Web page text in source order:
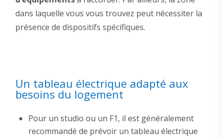
dans laquelle vous vous trouvez peut nécessiter la
présence de dispositifs spécifiques.
Un tableau électrique adapté aux
besoins du logement
Pour un studio ou un F1, il est généralement
recommandé de prévoir un tableau électrique